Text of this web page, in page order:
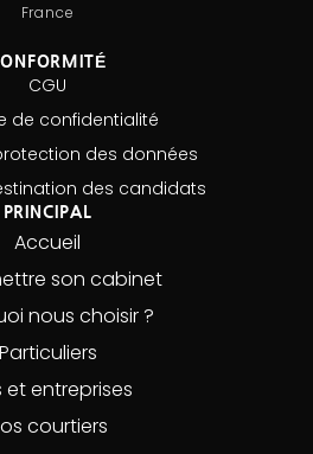
France
CGU
de confidentialité
des données
des candidats
PRINCIPAL
Accueil
son cabinet
nous choisir ?
Particuliers
et entreprises
courtiers